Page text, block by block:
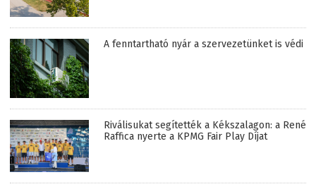
A fenntartható nyár a szervezetünket is védi
Riválisukat segítették a Kékszalagon: a René
Raffica nyerte a KPMG Fair Play Díjat